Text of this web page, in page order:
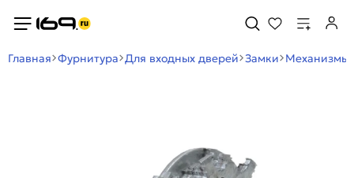
Главная Фурнитура Для входных дверей Замки Механизмы